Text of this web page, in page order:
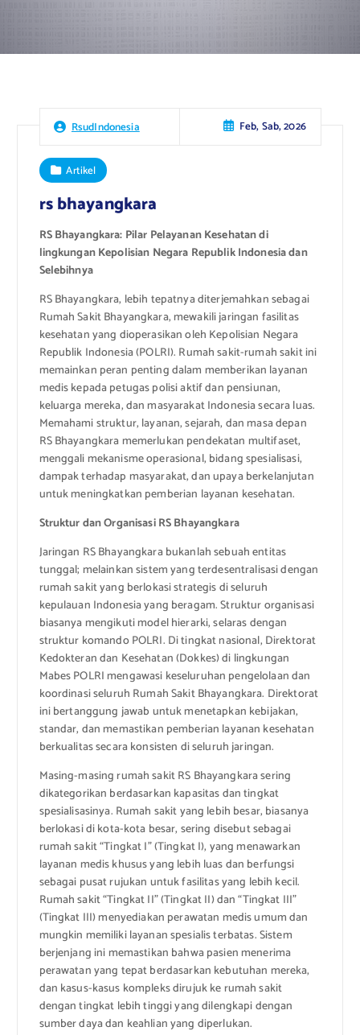
RsudIndonesia Feb, Sab, 2026
Artikel
rs bhayangkara
RS Bhayangkara: Pilar Pelayanan Kesehatan di
lingkungan Kepolisian Negara Republik Indonesia dan
Selebihnya
RS Bhayangkara, lebih tepatnya diterjemahkan sebagai
Rumah Sakit Bhayangkara, mewakili jaringan fasilitas
kesehatan yang dioperasikan oleh Kepolisian Negara
Republik Indonesia (POLRI). Rumah sakit-rumah sakit ini
memainkan peran penting dalam memberikan layanan
medis kepada petugas polisi aktif dan pensiunan,
keluarga mereka, dan masyarakat Indonesia secara luas.
Memahami struktur, layanan, sejarah, dan masa depan
RS Bhayangkara memerlukan pendekatan multifaset,
menggali mekanisme operasional, bidang spesialisasi,
dampak terhadap masyarakat, dan upaya berkelanjutan
untuk meningkatkan pemberian layanan kesehatan.
Struktur dan Organisasi RS Bhayangkara
Jaringan RS Bhayangkara bukanlah sebuah entitas
tunggal; melainkan sistem yang terdesentralisasi dengan
rumah sakit yang berlokasi strategis di seluruh
kepulauan Indonesia yang beragam. Struktur organisasi
biasanya mengikuti model hierarki, selaras dengan
struktur komando POLRI. Di tingkat nasional, Direktorat
Kedokteran dan Kesehatan (Dokkes) di lingkungan
Mabes POLRI mengawasi keseluruhan pengelolaan dan
koordinasi seluruh Rumah Sakit Bhayangkara. Direktorat
ini bertanggung jawab untuk menetapkan kebijakan,
standar, dan memastikan pemberian layanan kesehatan
berkualitas secara konsisten di seluruh jaringan.
Masing-masing rumah sakit RS Bhayangkara sering
dikategorikan berdasarkan kapasitas dan tingkat
spesialisasinya. Rumah sakit yang lebih besar, biasanya
berlokasi di kota-kota besar, sering disebut sebagai
rumah sakit “Tingkat I” (Tingkat I), yang menawarkan
layanan medis khusus yang lebih luas dan berfungsi
sebagai pusat rujukan untuk fasilitas yang lebih kecil.
Rumah sakit “Tingkat II” (Tingkat II) dan “Tingkat III”
(Tingkat III) menyediakan perawatan medis umum dan
mungkin memiliki layanan spesialis terbatas. Sistem
berjenjang ini memastikan bahwa pasien menerima
perawatan yang tepat berdasarkan kebutuhan mereka,
dan kasus-kasus kompleks dirujuk ke rumah sakit
dengan tingkat lebih tinggi yang dilengkapi dengan
sumber daya dan keahlian yang diperlukan.